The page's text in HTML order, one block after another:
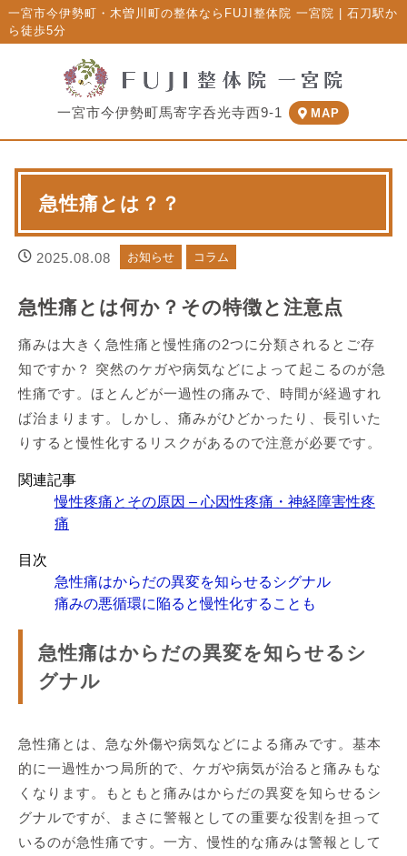
一宮市今伊勢町・木曽川町の整体ならFUJI整体院 一宮院 | 石刀駅か
ら徒歩5分
一宮市今伊勢町馬寄字呑光寺西9-1 MAP
急性痛とは？？
2025.08.08 お知らせ コラム
急性痛とは何か？その特徴と注意点
痛みは大きく急性痛と慢性痛の2つに分類されるとご存
知ですか？ 突然のケガや病気などによって起こるのが急
性痛です。ほとんどが一過性の痛みで、時間が経過すれ
ば治まります。しかし、痛みがひどかったり、長引いた
りすると慢性化するリスクがあるので注意が必要です。
関連記事
慢性疼痛とその原因 – 心因性疼痛・神経障害性疼
痛
目次
急性痛はからだの異変を知らせるシグナル
痛みの悪循環に陥ると慢性化することも
急性痛はからだの異変を知らせるシ
グナル
急性痛とは、急な外傷や病気などによる痛みです。基本
的に一過性かつ局所的で、ケガや病気が治ると痛みもな
くなります。もともと痛みはからだの異変を知らせるシ
グナルですが、まさに警報としての重要な役割を担って
いるのが急性痛です。一方、慢性的な痛みは警報として